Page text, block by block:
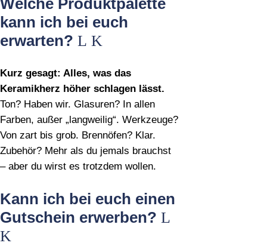
Welche Produktpalette
kann ich bei euch
erwarten?
Kurz gesagt: Alles, was das
Keramikherz höher schlagen lässt.
Ton? Haben wir. Glasuren? In allen
Farben, außer „langweilig“. Werkzeuge?
Von zart bis grob. Brennöfen? Klar.
Zubehör? Mehr als du jemals brauchst
– aber du wirst es trotzdem wollen.
Kann ich bei euch einen
Gutschein erwerben?